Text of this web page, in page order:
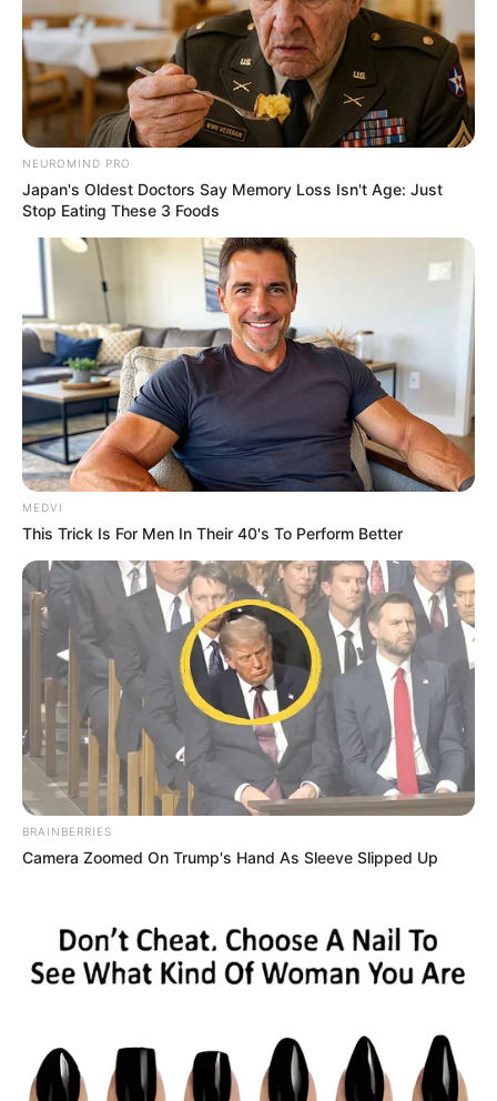
NEUROMIND PRO
Japan's Oldest Doctors Say Memory Loss Isn't Age: Just
Stop Eating These 3 Foods
MEDVI
This Trick Is For Men In Their 40's To Perform Better
BRAINBERRIES
Camera Zoomed On Trump's Hand As Sleeve Slipped Up